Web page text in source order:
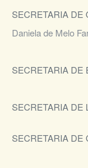
SECRETARIA DE
Daniela de Melo
SECRETARIA DE
SECRETARIA DE
SECRETARIA DE